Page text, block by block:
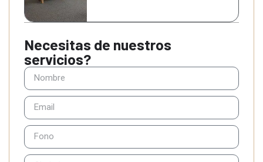
Necesitas de nuestros
servicios?